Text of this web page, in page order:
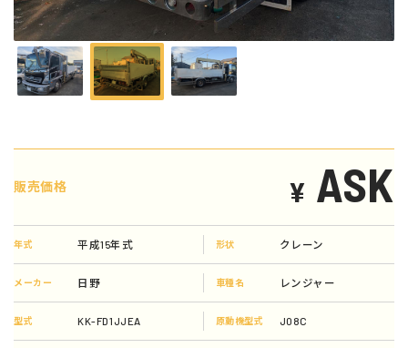
販売価格 ¥ ASK
年式 平成15年式 形状 クレーン
メーカー 日野 車種名 レンジャー
型式 KK-FD1JJEA 原動機型式 J08C